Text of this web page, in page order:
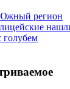
регион
голубем